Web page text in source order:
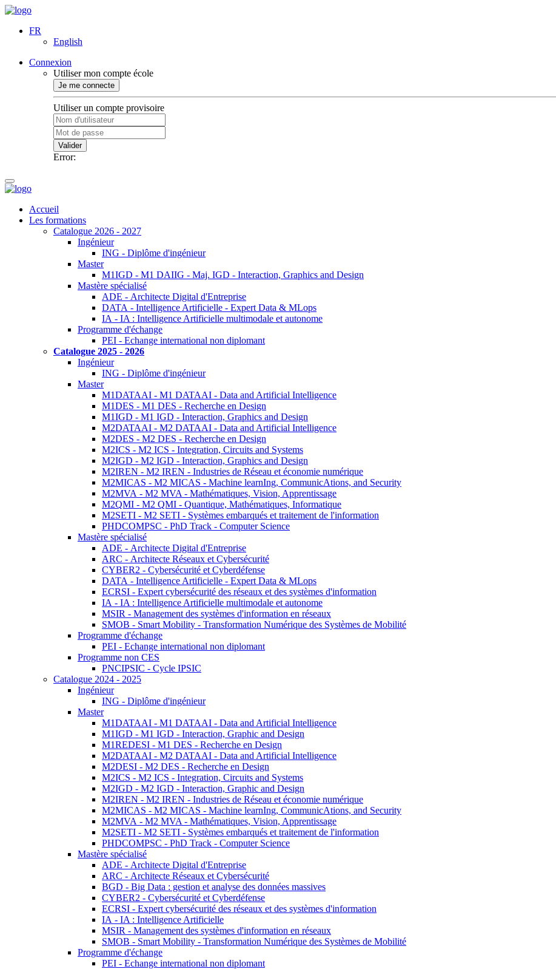
FR
English
Connexion
Utiliser mon compte école
Je me connecte
Utiliser un compte provisoire
Valider
Error:
Accueil
Les formations
Catalogue 2026 - 2027
Ingénieur
ING - Diplôme d'ingénieur
Master
M1IGD - M1 DAIIG - Maj. IGD - Interaction, Graphics and Design
Mastère spécialisé
ADE - Architecte Digital d'Entreprise
DATA - Intelligence Artificielle - Expert Data & MLops
IA - IA : Intelligence Artificielle multimodale et autonome
Programme d'échange
PEI - Echange international non diplomant
Catalogue 2025 - 2026
Ingénieur
ING - Diplôme d'ingénieur
Master
M1DATAAI - M1 DATAAI - Data and Artificial Intelligence
M1DES - M1 DES - Recherche en Design
M1IGD - M1 IGD - Interaction, Graphics and Design
M2DATAAI - M2 DATAAI - Data and Artificial Intelligence
M2DES - M2 DES - Recherche en Design
M2ICS - M2 ICS - Integration, Circuits and Systems
M2IGD - M2 IGD - Interaction, Graphics and Design
M2IREN - M2 IREN - Industries de Réseau et économie numérique
M2MICAS - M2 MICAS - Machine learnIng, CommunicAtions, and Security
M2MVA - M2 MVA - Mathématiques, Vision, Apprentissage
M2QMI - M2 QMI - Quantique, Mathématiques, Informatique
M2SETI - M2 SETI - Systèmes embarqués et traitement de l'information
PHDCOMPSC - PhD Track - Computer Science
Mastère spécialisé
ADE - Architecte Digital d'Entreprise
ARC - Architecte Réseaux et Cybersécurité
CYBER2 - Cybersécurité et Cyberdéfense
DATA - Intelligence Artificielle - Expert Data & MLops
ECRSI - Expert cybersécurité des réseaux et des systèmes d'information
IA - IA : Intelligence Artificielle multimodale et autonome
MSIR - Management des systèmes d'information en réseaux
SMOB - Smart Mobility - Transformation Numérique des Systèmes de Mobilité
Programme d'échange
PEI - Echange international non diplomant
Programme non CES
PNCIPSIC - Cycle IPSIC
Catalogue 2024 - 2025
Ingénieur
ING - Diplôme d'ingénieur
Master
M1DATAAI - M1 DATAAI - Data and Artificial Intelligence
M1IGD - M1 IGD - Interaction, Graphic and Design
M1REDESI - M1 DES - Recherche en Design
M2DATAAI - M2 DATAAI - Data and Artificial Intelligence
M2DESI - M2 DES - Recherche en Design
M2ICS - M2 ICS - Integration, Circuits and Systems
M2IGD - M2 IGD - Interaction, Graphic and Design
M2IREN - M2 IREN - Industries de Réseau et économie numérique
M2MICAS - M2 MICAS - Machine learnIng, CommunicAtions, and Security
M2MVA - M2 MVA - Mathématiques, Vision, Apprentissage
M2SETI - M2 SETI - Systèmes embarqués et traitement de l'information
PHDCOMPSC - PhD Track - Computer Science
Mastère spécialisé
ADE - Architecte Digital d'Entreprise
ARC - Architecte Réseaux et Cybersécurité
BGD - Big Data : gestion et analyse des données massives
CYBER2 - Cybersécurité et Cyberdéfense
ECRSI - Expert cybersécurité des réseaux et des systèmes d'information
IA - IA : Intelligence Artificielle
MSIR - Management des systèmes d'information en réseaux
SMOB - Smart Mobility - Transformation Numérique des Systèmes de Mobilité
Programme d'échange
PEI - Echange international non diplomant